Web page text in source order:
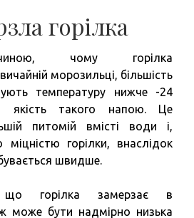
горілка
чому горілка
морозильці, більшість
температуру нижче -24
якість такого напою. Це
питомій вмісті води і,
горілки, внаслідок
швидше.
горілка замерзає в
може бути надмірно низька